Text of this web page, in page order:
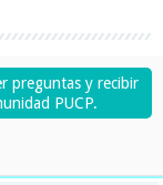
preguntas y recibir
PUCP.